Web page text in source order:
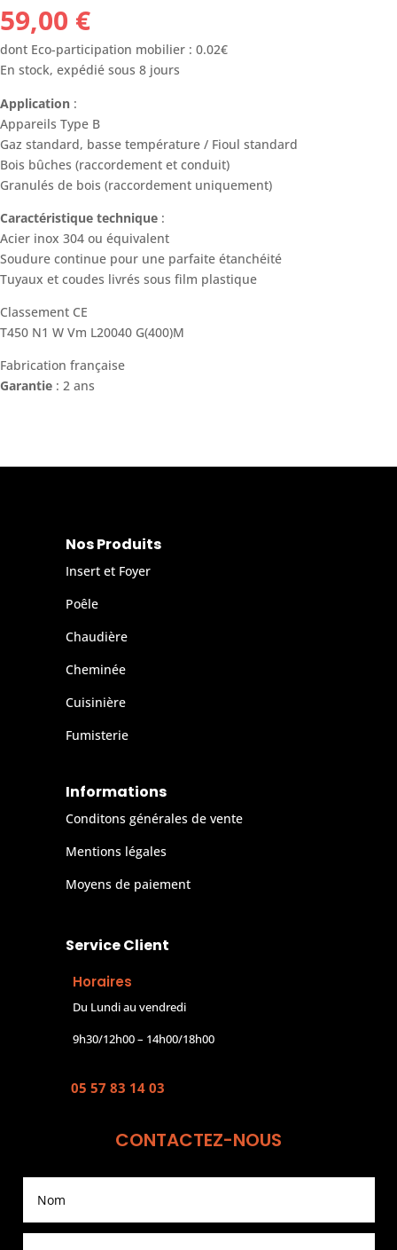
59,00 €
dont Eco-participation mobilier : 0.02€
En stock, expédié sous 8 jours
Application :
Appareils Type B
Gaz standard, basse température / Fioul standard
Bois bûches (raccordement et conduit)
Granulés de bois (raccordement uniquement)
Caractéristique technique :
Acier inox 304 ou équivalent
Soudure continue pour une parfaite étanchéité
Tuyaux et coudes livrés sous film plastique
Classement CE
T450 N1 W Vm L20040 G(400)M
Fabrication française
Garantie : 2 ans
Nos Produits
Insert et Foyer
Poêle
Chaudière
Cheminée
Cuisinière
Fumisterie
Informations
Conditons générales de vente
Mentions légales
Moyens de paiement
Service Client
Horaires
Du Lundi au vendredi
9h30/12h00 – 14h00/18h00
05 57 83 14 03
CONTACTEZ-NOUS